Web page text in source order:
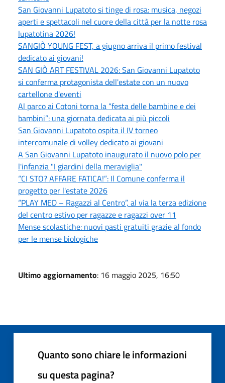
San Giovanni Lupatoto si tinge di rosa: musica, negozi
aperti e spettacoli nel cuore della città per la notte rosa
lupatotina 2026!
SANGIÒ YOUNG FEST, a giugno arriva il primo festival
dedicato ai giovani!
SAN GIÒ ART FESTIVAL 2026: San Giovanni Lupatoto
si conferma protagonista dell'estate con un nuovo
cartellone d'eventi
Al parco ai Cotoni torna la “festa delle bambine e dei
bambini”: una giornata dedicata ai più piccoli
San Giovanni Lupatoto ospita il IV torneo
intercomunale di volley dedicato ai giovani
A San Giovanni Lupatoto inaugurato il nuovo polo per
l'infanzia "I giardini della meraviglia"
“CI STO? AFFARE FATICA!”: Il Comune conferma il
progetto per l'estate 2026
“PLAY MED – Ragazzi al Centro”, al via la terza edizione
del centro estivo per ragazze e ragazzi over 11
Mense scolastiche: nuovi pasti gratuiti grazie al fondo
per le mense biologiche
Ultimo aggiornamento: 16 maggio 2025, 16:50
Quanto sono chiare le informazioni
su questa pagina?